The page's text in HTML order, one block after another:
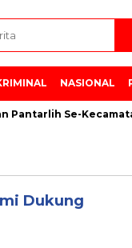
NASIONAL
Pantarlih Se-
Dukung